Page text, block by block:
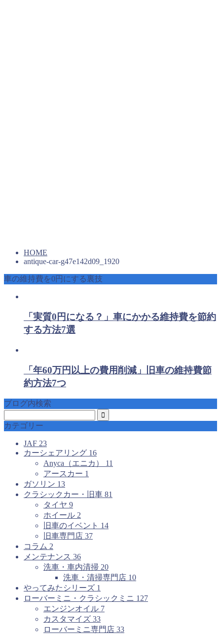
HOME
antique-car-g47e142d09_1920
車の維持費を0円にする裏技
「実質0円になる？」車にかかる維持費を節約
する方法7選
「年60万円以上の費用削減」旧車の維持費節
約方法7つ
ブログ内検索
カテゴリー
JAF 23
カーシェアリング 16
Anyca（エニカ） 11
アースカー 1
ガソリン 13
クラシックカー・旧車 81
タイヤ 9
ホイール 2
旧車のイベント 14
旧車専門店 37
コラム 2
メンテナンス 36
洗車・車内清掃 20
洗車・清掃専門店 10
やってみたシリーズ 1
ローバーミニ・クラシックミニ 127
エンジンオイル 7
カスタマイズ 33
ローバーミニ専門店 33